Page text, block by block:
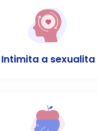
Intimita a sexualita